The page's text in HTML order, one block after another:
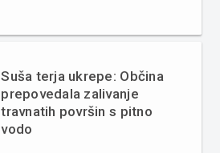
Suša terja ukrepe: Občina
prepovedala zalivanje
travnatih površin s pitno
vodo